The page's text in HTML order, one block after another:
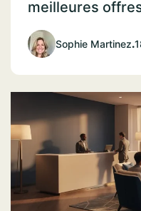
meilleures
Sophie Martinez.